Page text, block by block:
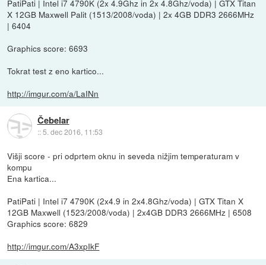
PatiPati | Intel i7 4790K (2x 4.9Ghz in 2x 4.8Ghz/voda) | GTX Titan
X 12GB Maxwell Palit (1513/2008/voda) | 2x 4GB DDR3 2666MHz
| 6404
Graphics score: 6693
Tokrat test z eno kartico...
http://imgur.com/a/LaINn
Čebelar
::5. dec 2016, 11:53
Višji score - pri odprtem oknu in seveda nižjim temperaturam v
kompu
Ena kartica...
PatiPati | Intel i7 4790K (2x4.9 in 2x4.8Ghz/voda) | GTX Titan X
12GB Maxwell (1523/2008/voda) | 2x4GB DDR3 2666MHz | 6508
Graphics score: 6829
http://imgur.com/A3xpIkF